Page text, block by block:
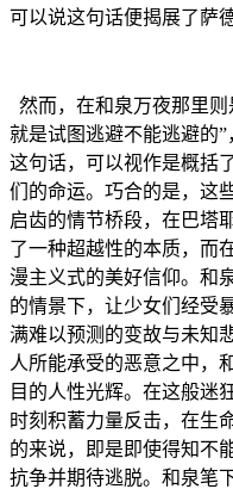
可以说这句话便揭展了萨
然而，在和泉万夜那里
就是试图逃避不能逃避的
这句话，可以视作是概括
们的命运。巧合的是，这
启齿的情节桥段，在巴塔
了一种超越性的本质，而
漫主义式的美好信仰。和
的情景下，让少女们经受
满难以预测的变故与未知
人所能承受的恶意之中，
目的人性光辉。在这般迷
时刻积蓄力量反击，在生
的来说，即是即使得知不
抗争并期待逃脱。和泉笔